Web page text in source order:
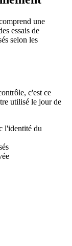
une
essais de
selon les
c'est ce
utilisé le jour de
l'identité du